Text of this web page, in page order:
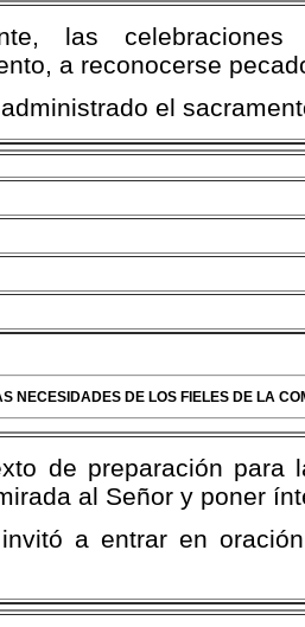
las
a reconocerse
el
NECESIDADES DE LOS FIELES DE LA
de preparación para
al Señor y poner
a entrar en